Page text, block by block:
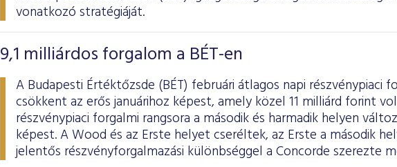
vonatkozó stratégiáját.
9,1 milliárdos forgalom a BÉT-en
A Budapesti Értéktőzsde (BÉT) februári átlagos napi részvénypiaci
csökkent az erős januárihoz képest, amely közel 11 milliárd forint
részvénypiaci forgalmi rangsora a második és harmadik helyen
képest. A Wood és az Erste helyet cseréltek, az Erste a második
jelentős részvényforgalmazási különbséggel a Concorde szerezte